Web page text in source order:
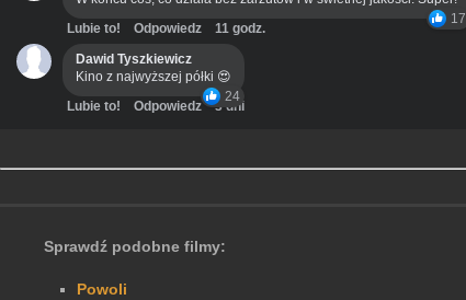
17
Lubie to! Odpowiedz
11 godz.
Dawid Tyszkiewicz
Kino z najwyższej półki 😍
24
Lubie to! Odpowiedz 3 dni
Sprawdź podobne filmy:
Powoli